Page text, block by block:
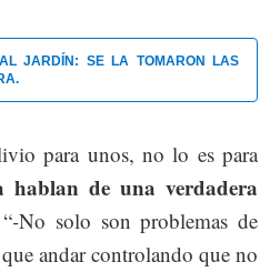
JARDÍN: SE LA TOMARON LAS
para unos, no lo es para
hablan de una verdadera
-No solo son problemas de
andar controlando que no